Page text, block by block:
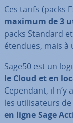
Ces tarifs (packs
maximum de 3
packs Standard
étendues, mais à
Sage50 est un
le Cloud et en
Cependant, il n’y
les uti­li­sa­teurs
en ligne Sage